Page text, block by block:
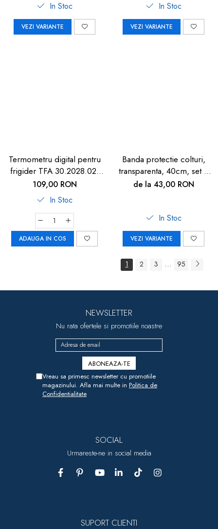
In Stoc
VEZI VARIANTE
In Stoc
VEZI VARIANTE
Termometru digital pentru
frigider TFA 30.2028.02,
suport magnetic
109,00 RON
In Stoc
ADAUGA IN COS
Banda protectie colturi,
transparenta, 40cm, set 2
buc
de la 43,00 RON
In Stoc
VEZI VARIANTE
1 2 3 ... 95
NEWSLETTER
Nu rata ofertele si promotiile noastre
Vreau sa primesc newsletter cu promotiile
magazinului. Afla mai multe in Politica de
Confidentialitate
SOCIAL
Urmareste-ne in social media
SUPORT CLIENTI